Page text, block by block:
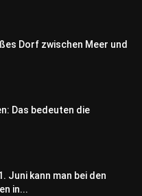
Dorf zwischen Meer und
Das bedeuten die
Juni kann man bei den
in...